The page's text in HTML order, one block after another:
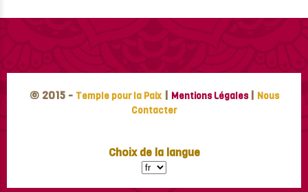
© 2015 - Temple pour la Paix | Mentions Légales | Nous
Contacter
Choix de la langue